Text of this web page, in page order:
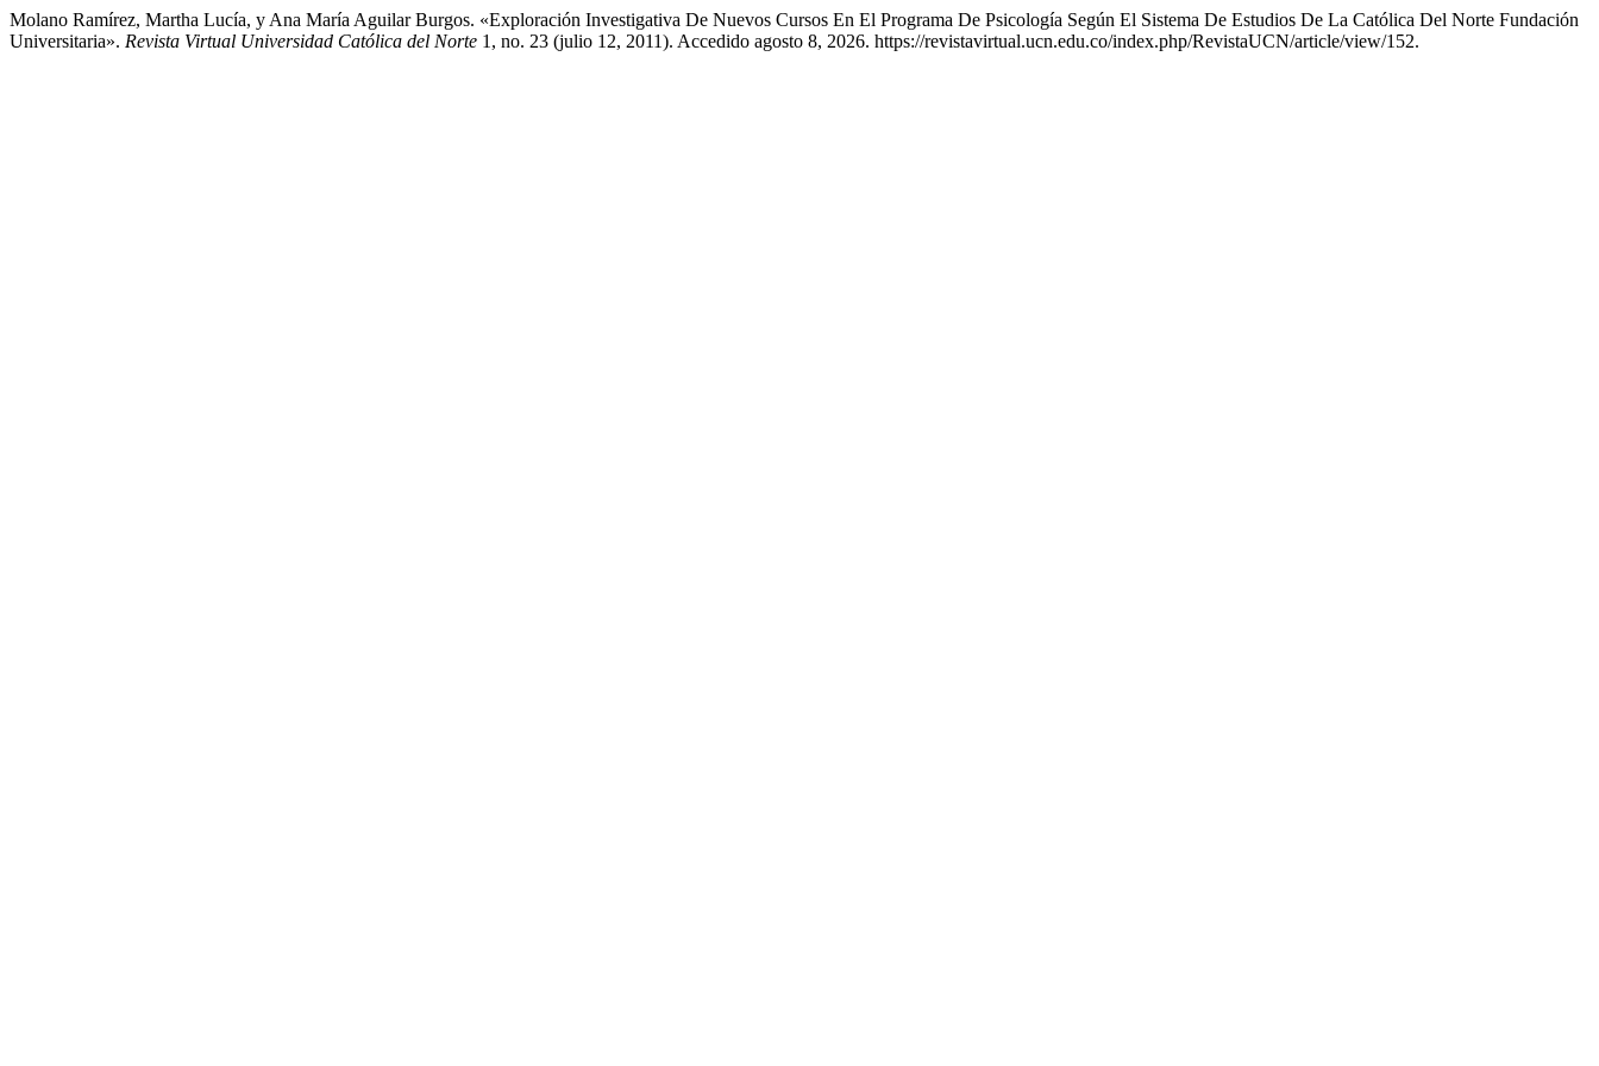
Molano Ramírez, Martha Lucía, y Ana María Aguilar Burgos. «Exploración Investigativa De Nuevos Cursos En El Programa De Psicología Según El Sistema De Estudios De La Católica Del Norte Fundación
Universitaria». Revista Virtual Universidad Católica del Norte 1, no. 23 (julio 12, 2011). Accedido agosto 8, 2026. https://revistavirtual.ucn.edu.co/index.php/RevistaUCN/article/view/152.